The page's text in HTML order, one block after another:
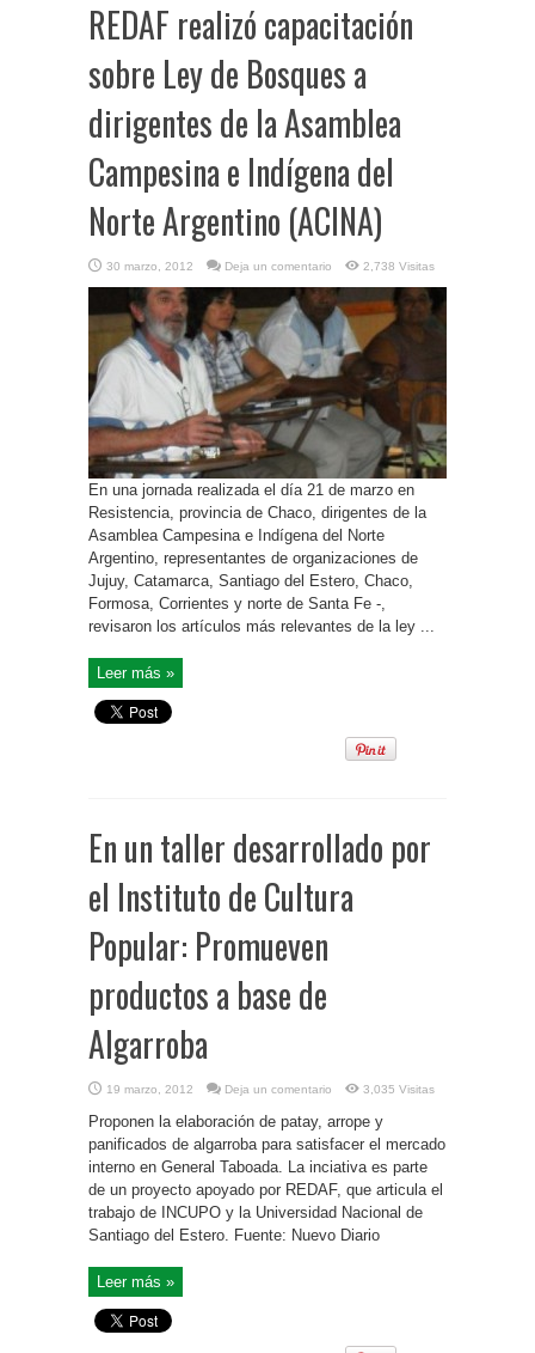
REDAF realizó capacitación
sobre Ley de Bosques a
dirigentes de la Asamblea
Campesina e Indígena del
Norte Argentino (ACINA)
30 marzo, 2012 Deja un comentario 2,738 Visitas
En una jornada realizada el día 21 de marzo en
Resistencia, provincia de Chaco, dirigentes de la
Asamblea Campesina e Indígena del Norte
Argentino, representantes de organizaciones de
Jujuy, Catamarca, Santiago del Estero, Chaco,
Formosa, Corrientes y norte de Santa Fe -,
revisaron los artículos más relevantes de la ley ...
Leer más »
En un taller desarrollado por
el Instituto de Cultura
Popular: Promueven
productos a base de
Algarroba
19 marzo, 2012 Deja un comentario 3,035 Visitas
Proponen la elaboración de patay, arrope y
panificados de algarroba para satisfacer el mercado
interno en General Taboada. La inciativa es parte
de un proyecto apoyado por REDAF, que articula el
trabajo de INCUPO y la Universidad Nacional de
Santiago del Estero. Fuente: Nuevo Diario
Leer más »